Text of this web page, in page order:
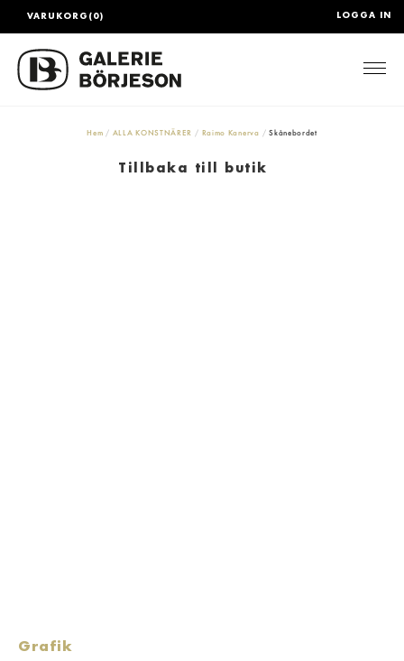
LOGGA IN
VARUKORG(0)
Hem ALLA KONSTNÄRER Raimo Kanerva Skånebordet
Tillbaka till butik
Grafik